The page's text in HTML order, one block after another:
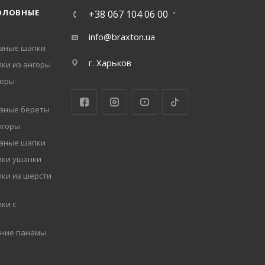
шапки
из ангоры
береты
шапки
ушанки
из шерсти
с
панамы
+38 067 104 06 00
info@braxton.ua
г. Харьков